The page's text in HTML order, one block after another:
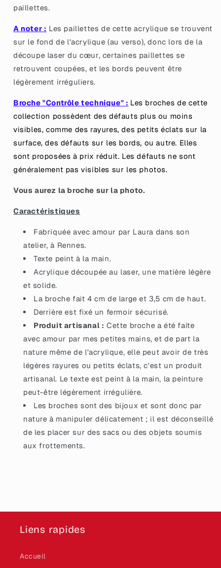
paillettes.
A noter : Les paillettes de cette acrylique se trouvent
sur le fond de l'acrylique (au verso), donc lors de la
découpe laser du cœur, certaines paillettes se
retrouvent coupées, et les bords peuvent être
légèrement irréguliers.
Broche "Contrôle technique" : Les broches de cette
collection possèdent des défauts plus ou moins
visibles, comme des rayures, des petits éclats sur la
surface, des défauts sur les bords, ou autre. Elles
sont proposées à prix réduit. Les défauts ne sont
généralement pas visibles sur les photos.
Vous aurez la broche sur la photo.
Caractéristiques
Fabriquée avec amour par Laura dans son
atelier, à Rennes.
Texte peint à la main.
Acrylique découpée au laser, une matière légère
et solide.
La broche fait 4 cm de large et 3,5 cm de haut.
Derrière est fixé un fermoir sécurisé.
Produit artisanal : Cette broche a été faite
avec amour par mes petites mains, et de part la
nature même de l'acrylique, elle peut avoir de très
légères rayures ou petits éclats, c'est un produit
artisanal. Le texte est peint à la main, la peinture
peut-être légèrement irrégulière.
Les broches sont des bijoux et sont donc par
nature à manipuler délicatement ; il est déconseillé
de les placer sur des sacs ou des objets soumis
aux frottements.
Liens rapides
Accueil